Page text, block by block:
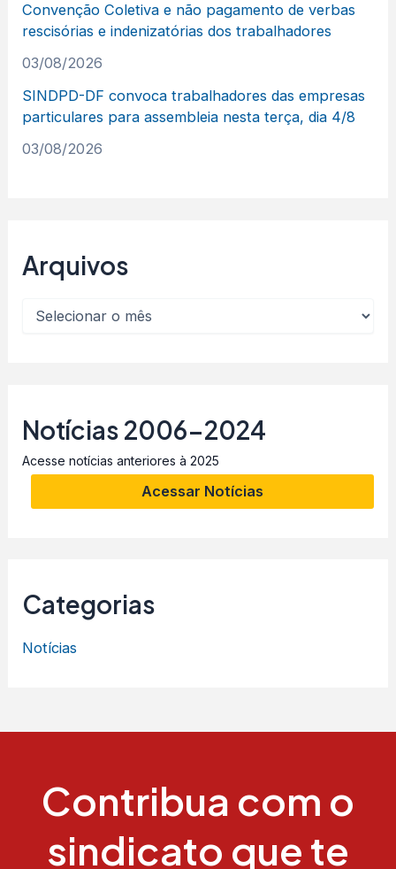
Convenção Coletiva e não pagamento de verbas
rescisórias e indenizatórias dos trabalhadores
03/08/2026
SINDPD-DF convoca trabalhadores das empresas
particulares para assembleia nesta terça, dia 4/8
03/08/2026
Arquivos
Notícias 2006-2024
Acesse notícias anteriores à 2025
Acessar Notícias
Categorias
Notícias
Contribua com o
sindicato que te